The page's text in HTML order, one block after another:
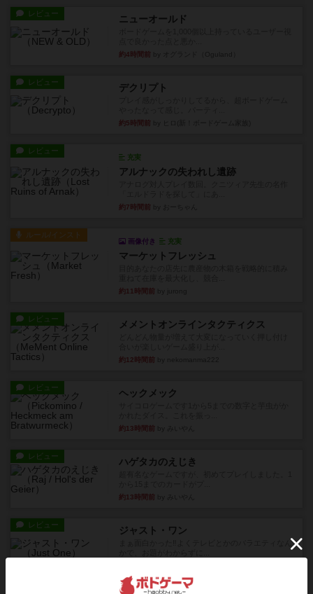
レビュー ニューオールド
約4時間前
レビュー デクリプト
約5時間前
レビュー
充実
アルナックの失われし遺跡
約7時間前
ルール/インスト
画像付き 充実
マーケットフレッシュ
約11時間前
レビュー メメントオンラインタクティクス
約12時間前
レビュー ヘックメック
約13時間前
レビュー ハゲタカのえじき
約13時間前
レビュー ジャスト・ワン
まぁ面白かった‼️よくテレビとかのバラエティなん